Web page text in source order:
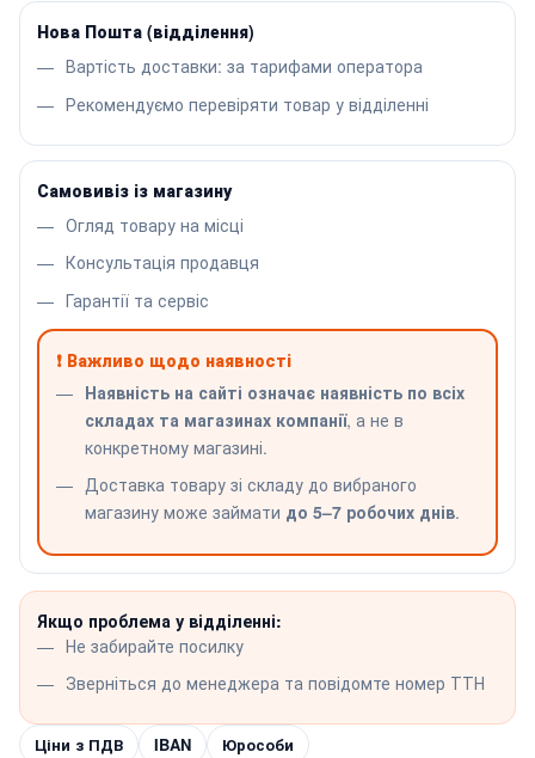
Нова Пошта (відділення)
Вартість доставки: за тарифами оператора
Рекомендуємо перевіряти товар у відділенні
Самовивіз із магазину
Огляд товару на місці
Консультація продавця
Гарантії та сервіс
❗ Важливо щодо наявності
Наявність на сайті означає наявність по всіх
складах та магазинах компанії, а не в
конкретному магазині.
Доставка товару зі складу до вибраного
магазину може займати до 5–7 робочих днів.
Якщо проблема у відділенні:
Не забирайте посилку
Зверніться до менеджера та повідомте номер ТТН
Ціни з ПДВ IBAN
Юрособи